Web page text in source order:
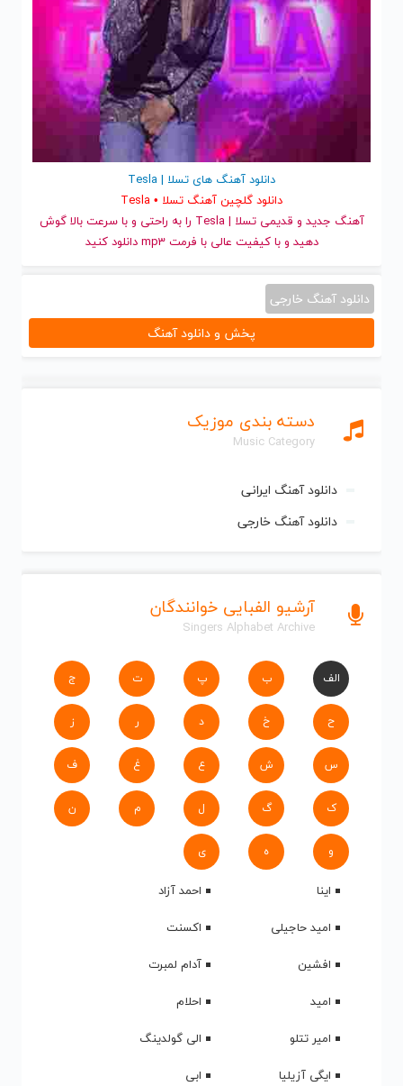
دسته بندی موزیک
Music Category
دانلود آهنگ ایرانی
دانلود آهنگ خارجی
آرشیو الفبایی خوانندگان
Singers Alphabet Archive
الف ب پ ت ج
ح خ د ر ز
س ش ع غ ف
ک گ ل م ن
و ه ی
اینا
احمد آزاد
امید حاجیلی
اکسنت
افشین
آدام لمبرت
امید
احلام
امیر تتلو
الی گولدینگ
ایگی آزیلیا
ابی
دانلود آهنگ های تسلا | Tesla
دانلود گلچین آهنگ تسلا • Tesla
آهنگ جدید
و قدیمی تسلا | Tesla را به راحتی و با سرعت بالا گوش
دهید و با کیفیت عالی با فرمت mp3 دانلود کنید
دانلود آهنگ خارجی
پخش و دانلود آهنگ